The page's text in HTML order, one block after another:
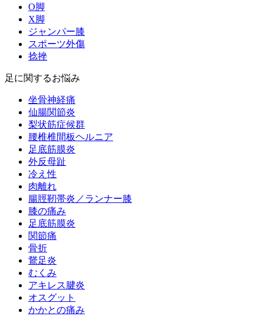
O脚
X脚
ジャンパー膝
スポーツ外傷
捻挫
足に関するお悩み
坐骨神経痛
仙腸関節炎
梨状筋症候群
腰椎椎間板ヘルニア
足底筋膜炎
外反母趾
冷え性
肉離れ
腸脛靭帯炎／ランナー膝
膝の痛み
足底筋膜炎
関節痛
骨折
鵞足炎
むくみ
アキレス腱炎
オスグット
かかとの痛み